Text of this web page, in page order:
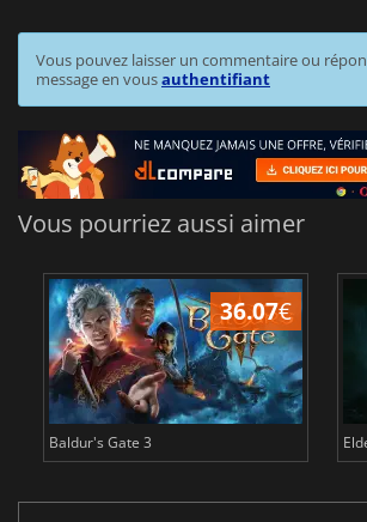
Vous pouvez laisser un commentaire ou
message en vousauthentifiant
Vous pourriez aussi aimer
36.07€
Baldur's Gate 3